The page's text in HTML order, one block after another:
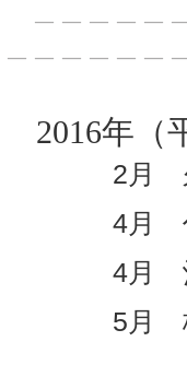
2016年（
2月 久留
4月 代表
4月 沖縄
5月 株式